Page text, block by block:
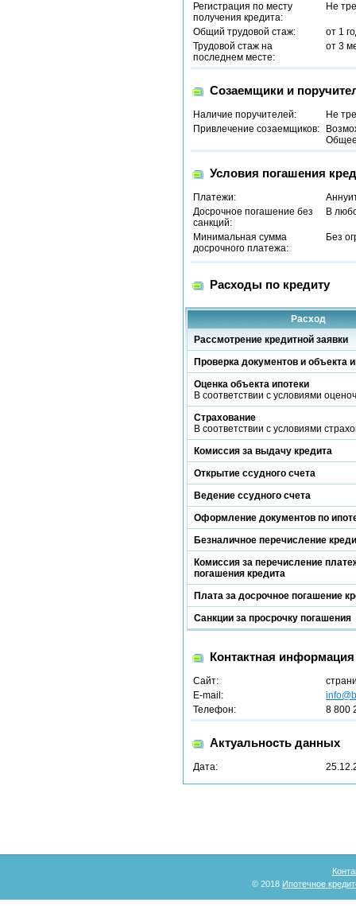
Регистрация по месту
получения кредита:
Не
Общий трудовой стаж:
от 1
Трудовой стаж на
последнем месте:
от 3
Созаемщики и
Наличие поручителей:
Не
Привлечение созаемщиков:
Общее
Условия погашения
Платежи:
Досрочное погашение без
санкций:
В
Минимальная сумма
досрочного платежа:
Без
Расходы по кредиту
Расход
Рассмотрение кредитной заявки
Проверка документов и объекта
Оценка объекта ипотеки
В соответствии с условиями
Страхование
В соответствии с условиями
Комиссия за выдачу кредита
Открытие ссудного счета
Ведение ссудного счета
Оформление документов по
Безналичное перечисление
Комиссия за перечисление
погашения кредита
Плата за досрочное погашение
Санкции за просрочку погашения
Контактная информация
Сайт:
E-mail:
Телефон:
8 800
Актуальность данных
Дата:
© 2018 Ипотечное